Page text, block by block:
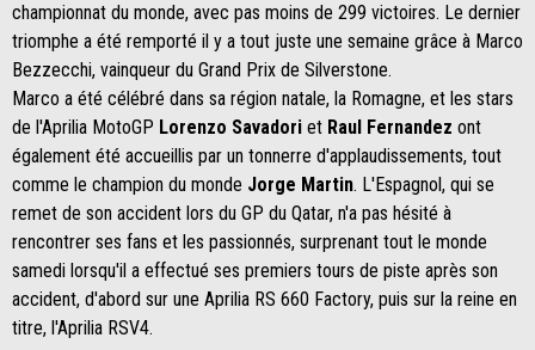
championnat du monde, avec pas moins de 299 victoires. Le dernier
triomphe a été remporté il y a tout juste une semaine grâce à Marco
Bezzecchi, vainqueur du Grand Prix de Silverstone.
Marco a été célébré dans sa région natale, la Romagne, et les stars
de l'Aprilia MotoGP Lorenzo Savadori et Raul Fernandez ont
également été accueillis par un tonnerre d'applaudissements, tout
comme le champion du monde Jorge Martin. L'Espagnol, qui se
remet de son accident lors du GP du Qatar, n'a pas hésité à
rencontrer ses fans et les passionnés, surprenant tout le monde
samedi lorsqu'il a effectué ses premiers tours de piste après son
accident, d'abord sur une Aprilia RS 660 Factory, puis sur la reine en
titre, l'Aprilia RSV4.